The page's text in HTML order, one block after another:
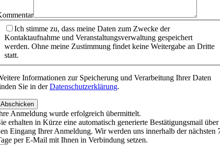
Ich stimme zu, dass meine Daten zum Zwecke der
Kontaktaufnahme und Veranstaltungsverwaltung gespeichert
werden. Ohne meine Zustimmung findet keine Weitergabe an Dritte
statt.
Informationen zur Speicherung und Verarbeitung Ihrer Daten
Sie in derDatenschutzerklärung.
Abschicken
Anmeldung wurde erfolgreich übermittelt.
erhalten in Kürze eine automatisch generierte Bestätigungsmail über
Eingang Ihrer Anmeldung. Wir werden uns innerhalb der nächsten
per E-Mail mit Ihnen in Verbindung setzen.